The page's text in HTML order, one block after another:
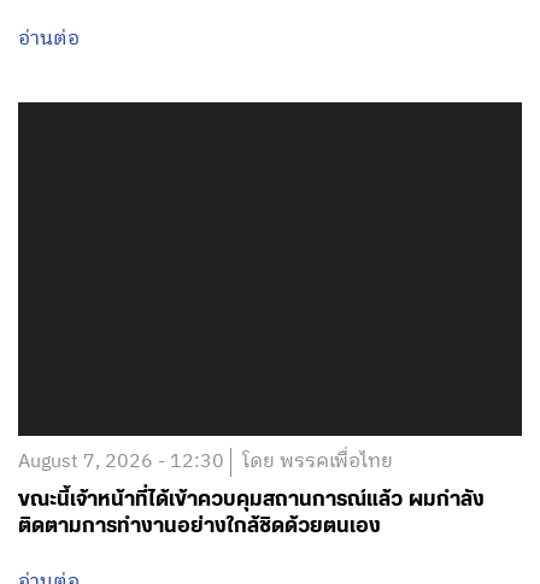
อ่านต่อ
August 7, 2026 - 12:30 โดย พรรคเพื่อไทย
ขณะนี้เจ้าหน้าที่ได้เข้าควบคุมสถานการณ์แล้ว ผมกำลัง
ติดตามการทำงานอย่างใกล้ชิดด้วยตนเอง